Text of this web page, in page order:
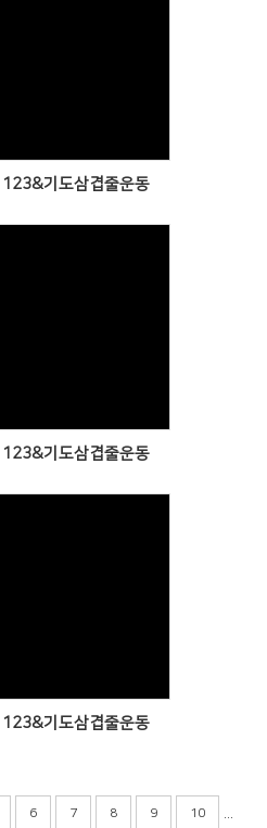
기도삼겹줄운동
기도삼겹줄운동
기도삼겹줄운동
6 7 8 9 10